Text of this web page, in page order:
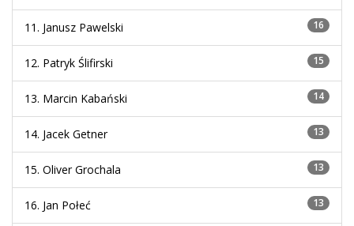
11. Janusz Pawelski 16
12. Patryk Ślifirski 15
13. Marcin Kabański 14
14. Jacek Getner 13
15. Oliver Grochala 13
16. Jan Połeć 13